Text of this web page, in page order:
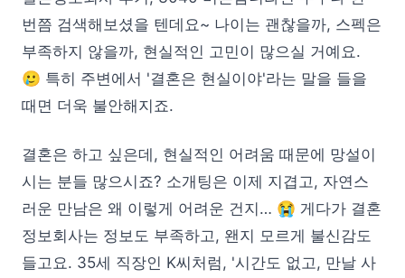
번쯤 검색해보셨을 텐데요~ 나이는 괜찮을까, 스펙은
부족하지 않을까, 현실적인 고민이 많으실 거예요.
🥲 특히 주변에서 '결혼은 현실이야'라는 말을 들을
때면 더욱 불안해지죠.
결혼은 하고 싶은데, 현실적인 어려움 때문에 망설이
시는 분들 많으시죠? 소개팅은 이제 지겹고, 자연스
러운 만남은 왜 이렇게 어려운 건지… 😭 게다가 결혼
정보회사는 정보도 부족하고, 왠지 모르게 불신감도
들고요. 35세 직장인 K씨처럼, '시간도 없고, 만날 사